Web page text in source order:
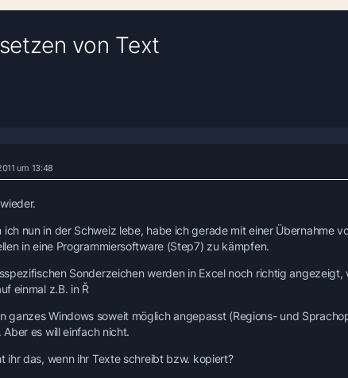
von Text
um 13:48
ich nun in der Schweiz lebe, habe ich gerade mit einer Übernahme
in eine Programmiersoftware (Step7) zu kämpfen.
Sonderzeichen werden in Excel noch richtig
einmal z.B. in Ř
ganzes Windows soweit möglich angepasst (Regions- und
es will einfach nicht.
ihr das, wenn ihr Texte schreibt bzw. kopiert?